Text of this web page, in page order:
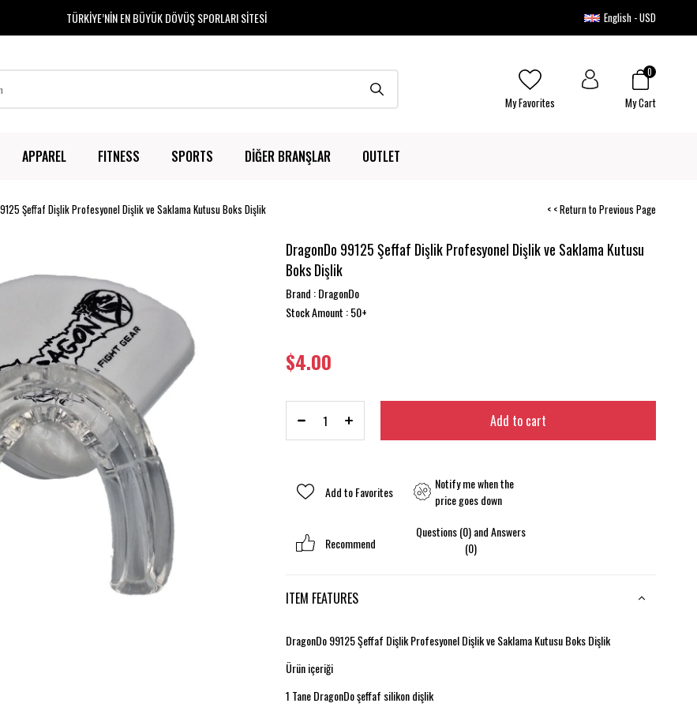
TÜRKİYE’NİN EN BÜYÜK DÖVÜŞ SPORLARI SİTESİ English - USD
My Cart
0
My Favorites
APPAREL FITNESS SPORTS DİĞER BRANŞLAR OUTLET
Şeffaf Dişlik Profesyonel Dişlik ve Saklama Kutusu Boks Dişlik < < Return to Previous Page
DragonDo 99125 Şeffaf Dişlik Profesyonel Dişlik ve Saklama Kutusu
Boks Dişlik
Brand :DragonDo
Stock Amount :
$4.00
Add to Favorites
Notify me when the
price goes down
Recommend
Questions (0) and Answers
(0)
ITEM FEATURES
DragonDo 99125 Şeffaf Dişlik Profesyonel Dişlik ve Saklama Kutusu Boks Dişlik
Ürün içeriği
1 Tane DragonDo şeffaf silikon dişlik